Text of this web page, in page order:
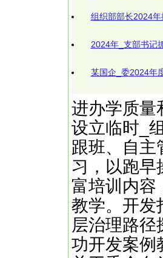
组织部部长2024
2024年_支部书记
某国企_委2024年
进办学质量
设立临时_
跟班、自主
习，以跑早
富培训内容
教学。开发
层治理路径
功开发案例